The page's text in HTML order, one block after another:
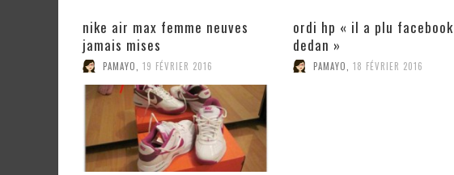
nike air max femme neuves
jamais mises
PAMAYO 19 FÉVRIER 2016
ordi hp « il a plu facebook
dedan »
PAMAYO 18 FÉVRIER 2016